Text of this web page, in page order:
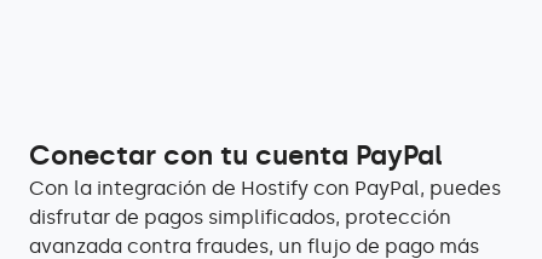
Conectar con tu cuenta PayPal
Con la integración de Hostify con PayPal, puedes
disfrutar de pagos simplificados, protección
avanzada contra fraudes, un flujo de pago más